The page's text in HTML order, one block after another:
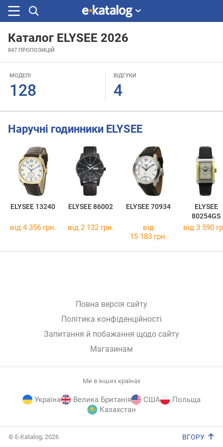
Шукали
Каталог ELYSEE 2026
847 ПРОПОЗИЦІЙ
МОДЕЛІ
128
ВІДГУКИ
4
Наручні годинники ELYSEE
ELYSEE 13240 ELYSEE 86002 ELYSEE 70934
ELYSEE
80254GS
від 4 356 грн. від 2 132 грн.
від
15 183 грн.
від 3 590
Повна версія сайту
Політика конфіденційності
Запитання й побажання щодо сайту
Магазинам
Ми в інших країнах
Україна Велика Британія США
Польща
Казахстан
© E-Katalog, 2026 ВГОРУ